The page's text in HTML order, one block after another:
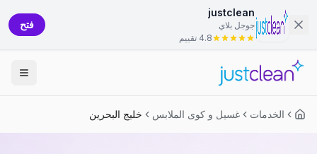
justclean
جوجل بلاي
4.8 تقييم
فتح
الخدمات غسيل و كوى الملابس خليج البحرين